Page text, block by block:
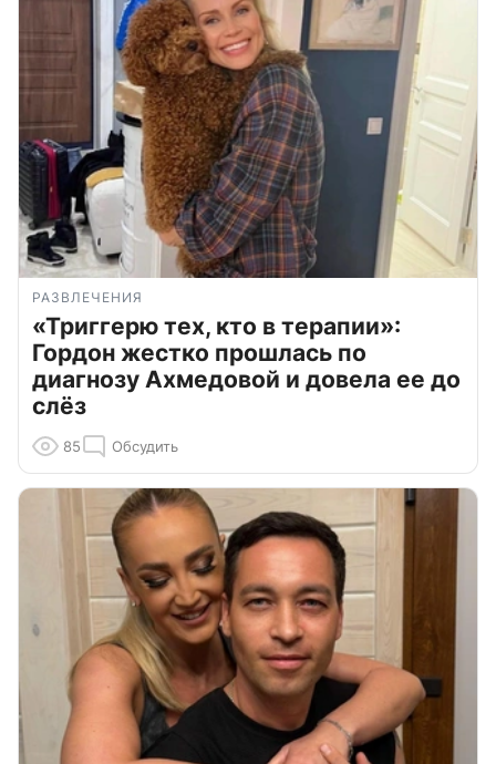
РАЗВЛЕЧЕНИЯ
«Триггерю тех, кто в терапии»:
Гордон жестко прошлась по
диагнозу Ахмедовой и довела ее до
слёз
85 Обсудить